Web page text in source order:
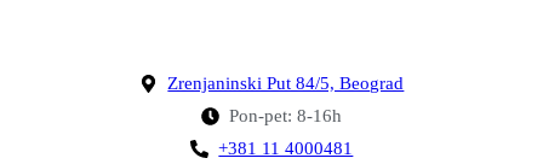
Zrenjaninski Put 84/5, Beograd
Pon-pet: 8-16h
+381 11 4000481